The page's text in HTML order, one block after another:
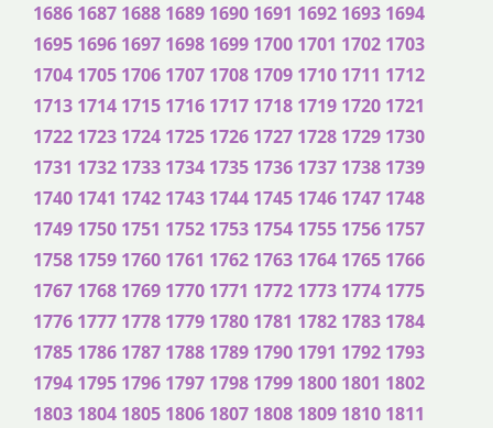
1686 1687 1688 1689 1690 1691 1692 1693 1694
1695 1696 1697 1698 1699 1700 1701 1702 1703
1704 1705 1706 1707 1708 1709 1710 1711 1712
1713 1714 1715 1716 1717 1718 1719 1720 1721
1722 1723 1724 1725 1726 1727 1728 1729 1730
1731 1732 1733 1734 1735 1736 1737 1738 1739
1740 1741 1742 1743 1744 1745 1746 1747 1748
1749 1750 1751 1752 1753 1754 1755 1756 1757
1758 1759 1760 1761 1762 1763 1764 1765 1766
1767 1768 1769 1770 1771 1772 1773 1774 1775
1776 1777 1778 1779 1780 1781 1782 1783 1784
1785 1786 1787 1788 1789 1790 1791 1792 1793
1794 1795 1796 1797 1798 1799 1800 1801 1802
1803 1804 1805 1806 1807 1808 1809 1810 1811